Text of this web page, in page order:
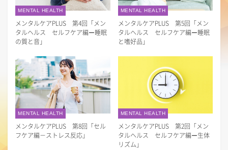
MENTAL HEALTH
メンタルケアPLUS 第4回「メン
タルヘルス セルフケア編ー睡眠
の質と音」
MENTAL HEALTH
メンタルケアPLUS 第5回「メン
タルヘルス セルフケア編ー睡眠
と嗜好品」
MENTAL HEALTH
メンタルケアPLUS 第8回「セル
フケア編－ストレス反応」
MENTAL HEALTH
メンタルケアPLUS 第2回「メン
タルヘルス セルフケア編ー生体
リズム」